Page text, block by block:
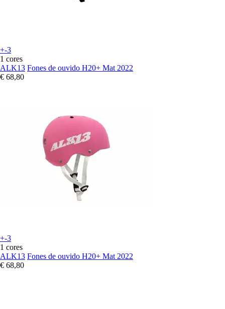
+-3
1 cores
ALK13 Fones de ouvido H20+ Mat 2022
€ 68,80
+-3
1 cores
ALK13 Fones de ouvido H20+ Mat 2022
€ 68,80